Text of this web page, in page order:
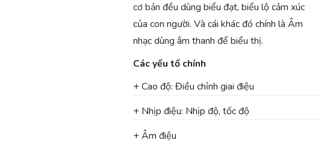
cơ bản đều dùng biểu đạt, biểu lộ cảm xúc
của con người. Và cái khác đó chính là Âm
nhạc dùng âm thanh để biểu thị.
Các yếu tố chính
+ Cao độ: Điều chỉnh giai điệu
+ Nhịp điệu: Nhịp độ, tốc độ
+ Âm điệu